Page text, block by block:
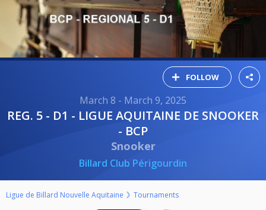
FOLLOW
March 8 - March 9, 2025
REG. 5 - D1 - LIGUE AQUITAINE DE SNOOKER
- BCP
Snooker
Billard Club Périgourdin
Ligue de Billard Nouvelle Aquitaine Tournaments